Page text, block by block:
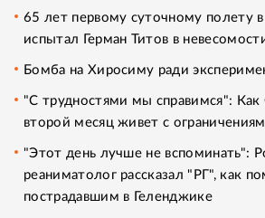
65 лет первому суточному полету
испытал Герман Титов в
Бомба на Хиросиму ради
"С трудностями мы справимся": Как
второй месяц живет с
"Этот день лучше не вспоминать":
реаниматолог рассказал "РГ", как
пострадавшим в Геленджике